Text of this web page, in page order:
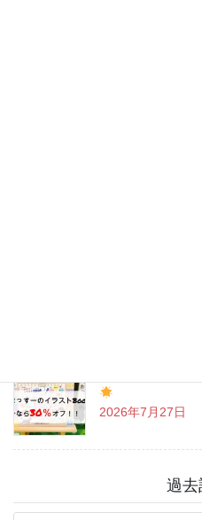
2026年7月27日
過去
過